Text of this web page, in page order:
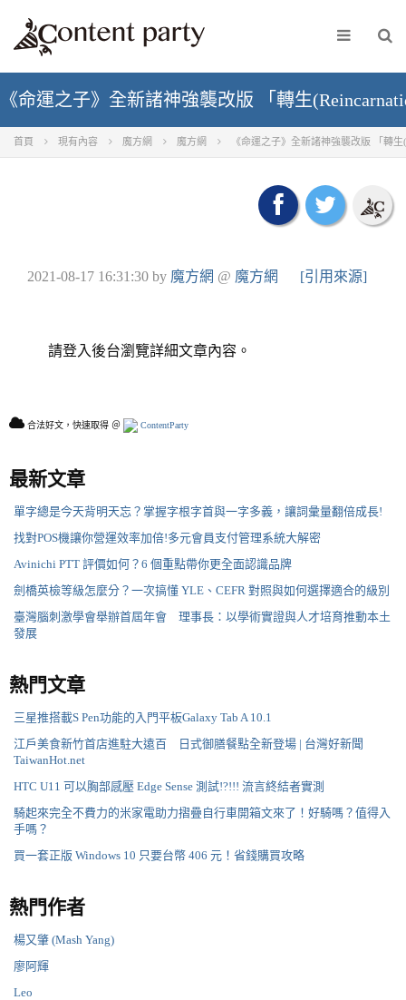
《命運之子》全新諸神強襲改版 「轉生
首頁 現有內容 魔方網 魔方網 《命運之子》全新諸神強襲改版 「轉
2021-08-17 16:31:30 by 魔方網 @ 魔方網 [引用來源]
請登入後台瀏覽詳細文章內容。
合法好文，快速取得 ＠ ContentParty
最新文章
單字總是今天背明天忘？掌握字根字首與一字多義，讓詞彙量翻倍成長!
找對POS機讓你營運效率加倍!多元會員支付管理系統大解密
Avinichi PTT 評價如何？6 個重點帶你更全面認識品牌
劍橋英檢等級怎麼分？一次搞懂 YLE、CEFR 對照與如何選擇適合的級別
臺灣腦刺激學會舉辦首屆年會 理事長：以學術實證與人才培育推動本土
發展
熱門文章
三星推搭載S Pen功能的入門平板Galaxy Tab A 10.1
江戶美食新竹首店進駐大遠百 日式御膳餐點全新登場 | 台灣好新聞
TaiwanHot.net
HTC U11 可以胸部感壓 Edge Sense 測試!?!!! 流言終結者實測
騎起來完全不費力的米家電助力摺疊自行車開箱文來了！好騎嗎？值得入
手嗎？
買一套正版 Windows 10 只要台幣 406 元！省錢購買攻略
熱門作者
楊又肇 (Mash Yang)
廖阿輝
Leo